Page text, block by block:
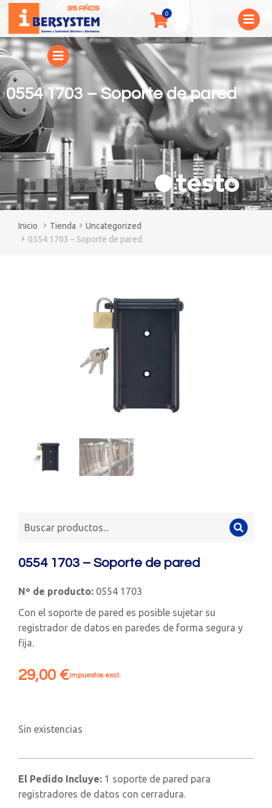
0554 1703 – Soporte de pared
You are here:
Tienda
Uncategorized
0554 1703 – Soporte de pared
0554 1703 – Soporte de pared
Nº de producto: 0554 1703
Con el soporte de pared es posible sujetar su
registrador de datos en paredes de forma segura y
fija.
29,00 €impuestos excl.
Sin existencias
El Pedido Incluye: 1 soporte de pared para
registradores de datos con cerradura.